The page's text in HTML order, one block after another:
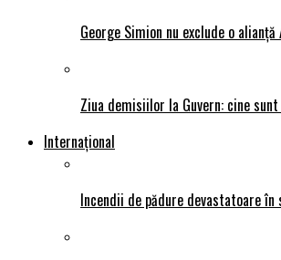
George Simion nu exclude o
Ziua demisiilor la Guvern: cine
Internațional
Incendii de pădure devastatoare